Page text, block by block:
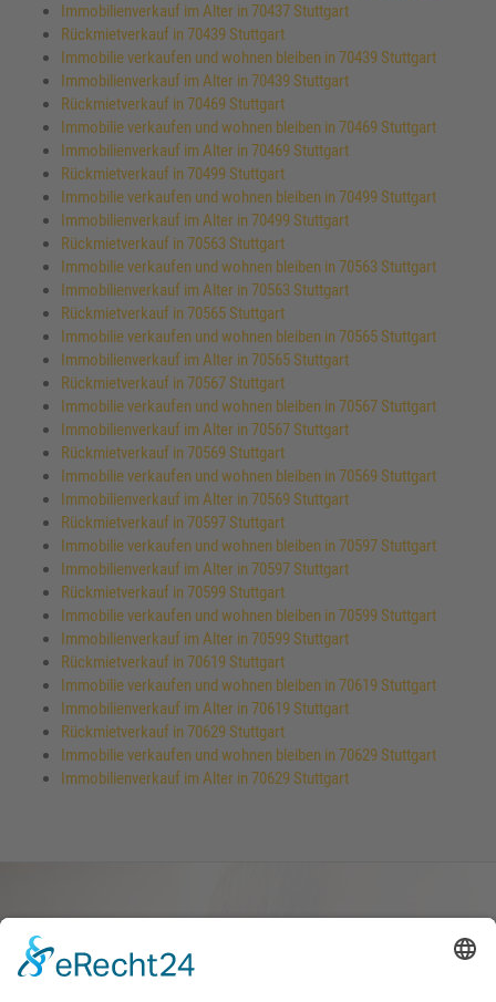
Immobilienverkauf im Alter in 70437 Stuttgart
Rückmietverkauf in 70439 Stuttgart
Immobilie verkaufen und wohnen bleiben in 70439 Stuttgart
Immobilienverkauf im Alter in 70439 Stuttgart
Rückmietverkauf in 70469 Stuttgart
Immobilie verkaufen und wohnen bleiben in 70469 Stuttgart
Immobilienverkauf im Alter in 70469 Stuttgart
Rückmietverkauf in 70499 Stuttgart
Immobilie verkaufen und wohnen bleiben in 70499 Stuttgart
Immobilienverkauf im Alter in 70499 Stuttgart
Rückmietverkauf in 70563 Stuttgart
Immobilie verkaufen und wohnen bleiben in 70563 Stuttgart
Immobilienverkauf im Alter in 70563 Stuttgart
Rückmietverkauf in 70565 Stuttgart
Immobilie verkaufen und wohnen bleiben in 70565 Stuttgart
Immobilienverkauf im Alter in 70565 Stuttgart
Rückmietverkauf in 70567 Stuttgart
Immobilie verkaufen und wohnen bleiben in 70567 Stuttgart
Immobilienverkauf im Alter in 70567 Stuttgart
Rückmietverkauf in 70569 Stuttgart
Immobilie verkaufen und wohnen bleiben in 70569 Stuttgart
Immobilienverkauf im Alter in 70569 Stuttgart
Rückmietverkauf in 70597 Stuttgart
Immobilie verkaufen und wohnen bleiben in 70597 Stuttgart
Immobilienverkauf im Alter in 70597 Stuttgart
Rückmietverkauf in 70599 Stuttgart
Immobilie verkaufen und wohnen bleiben in 70599 Stuttgart
Immobilienverkauf im Alter in 70599 Stuttgart
Rückmietverkauf in 70619 Stuttgart
Immobilie verkaufen und wohnen bleiben in 70619 Stuttgart
Immobilienverkauf im Alter in 70619 Stuttgart
Rückmietverkauf in 70629 Stuttgart
Immobilie verkaufen und wohnen bleiben in 70629 Stuttgart
Immobilienverkauf im Alter in 70629 Stuttgart
verkaufen und darin